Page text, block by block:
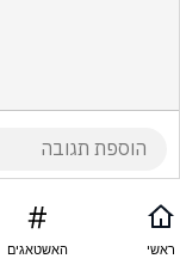
ראשי האשטאגים